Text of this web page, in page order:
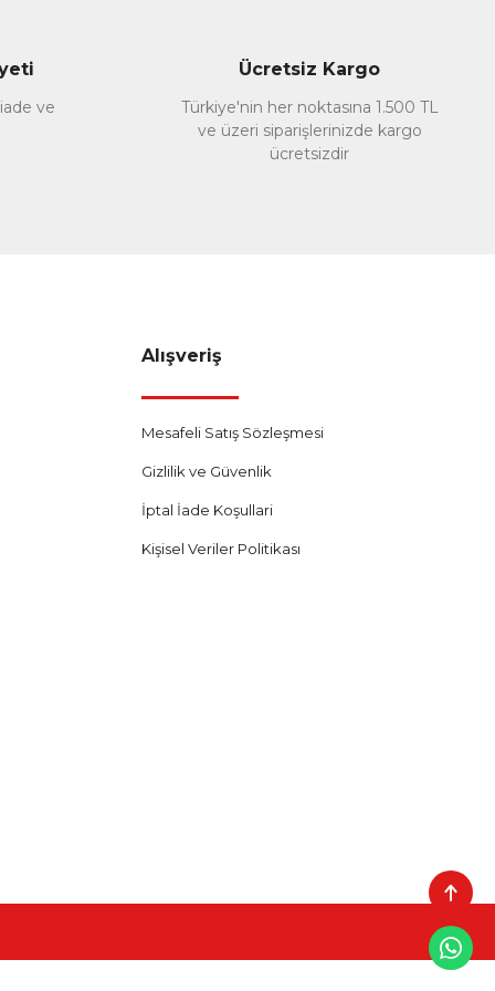
ve
Ücretsiz Kargo
Türkiye'nin her noktasına 1.500 TL
ve üzeri siparişlerinizde kargo
ücretsizdir
Alışveriş
Mesafeli Satış Sözleşmesi
Gizlilik ve Güvenlik
İptal İade Koşullari
Kişisel Veriler Politikası